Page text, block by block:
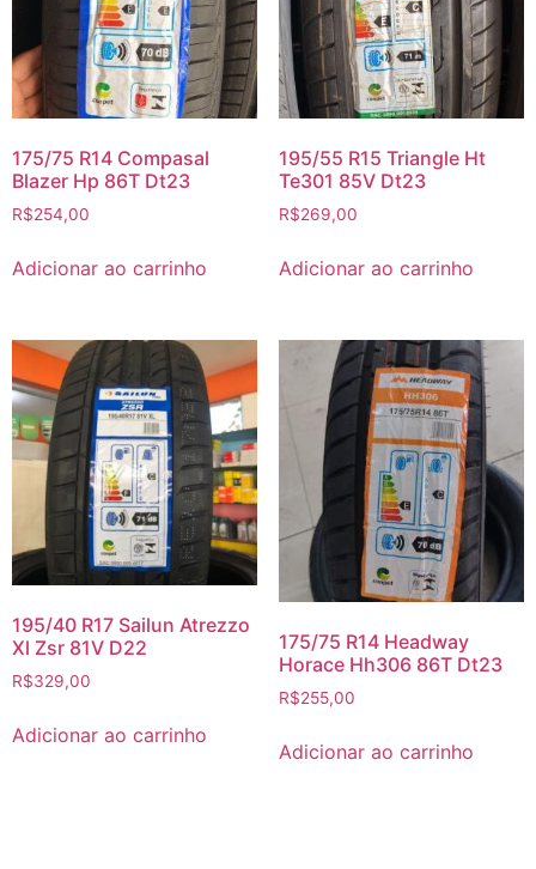
175/75 R14 Compasal
Blazer Hp 86T Dt23
R$254,00
Adicionar ao carrinho
195/55 R15 Triangle Ht
Te301 85V Dt23
R$269,00
Adicionar ao carrinho
195/40 R17 Sailun Atrezzo
Xl Zsr 81V D22
R$329,00
Adicionar ao carrinho
175/75 R14 Headway
Horace Hh306 86T Dt23
R$255,00
Adicionar ao carrinho